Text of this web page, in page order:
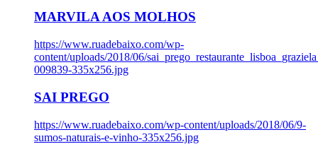
MARVILA AOS MOLHOS
https://www.ruadebaixo.com/wp-
content/uploads/2018/06/
009839-335x256.jpg
SAI PREGO
https://www.ruadebaixo.com/wp-content/uploads/2018/06/9-
sumos-naturais-e-vinho-335x256.jpg